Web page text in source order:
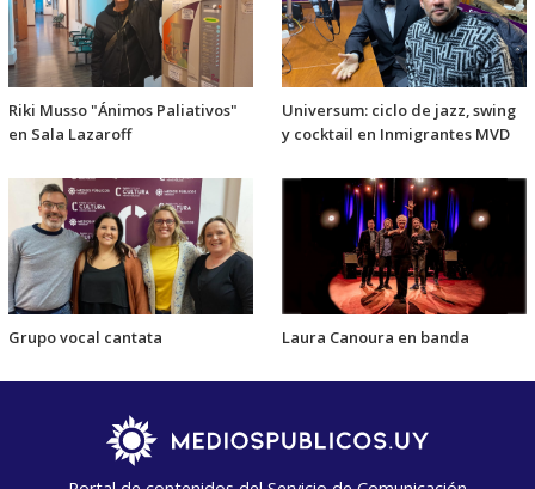
Riki Musso "Ánimos Paliativos"
en Sala Lazaroff
Universum: ciclo de jazz, swing
y cocktail en Inmigrantes MVD
Grupo vocal cantata Laura Canoura en banda